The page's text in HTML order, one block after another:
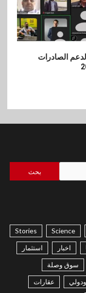
لدعم الصادرات
Science
Stories
اخبار استثمار
سوق وصلة
عقارات